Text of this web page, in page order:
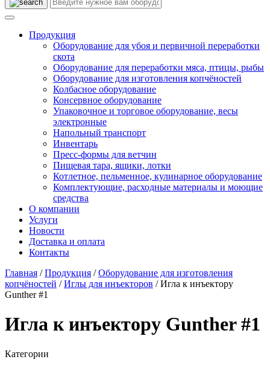
Продукция
Оборудование для убоя и первичной переработки
скота
Оборудование для переработки мяса, птицы, рыбы
Оборудование для изготовления копчёностей
Колбасное оборудование
Консервное оборудование
Упаковочное и торговое оборудование, весы
электронные
Напольный транспорт
Инвентарь
Пресс-формы для ветчин
Пищевая тара, ящики, лотки
Котлетное, пельменное, кулинарное оборудование
Комплектующие, расходные материалы и моющие
средства
О компании
Услуги
Новости
Доставка и оплата
Контакты
Главная /Продукция /Оборудование для изготовления
копчёностей /Иглы для инъекторов /Игла к инъектору
Gunther #1
Игла к инъектору Gunther #1
Категории